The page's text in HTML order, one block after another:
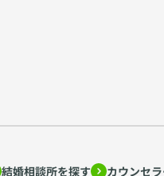
結婚相談所を探す カウンセ